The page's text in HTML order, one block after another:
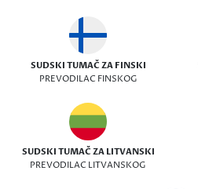
SUDSKI TUMAČ ZA FINSKI
PREVODILAC FINSKOG
SUDSKI TUMAČ ZA LITVANSKI
PREVODILAC LITVANSKOG